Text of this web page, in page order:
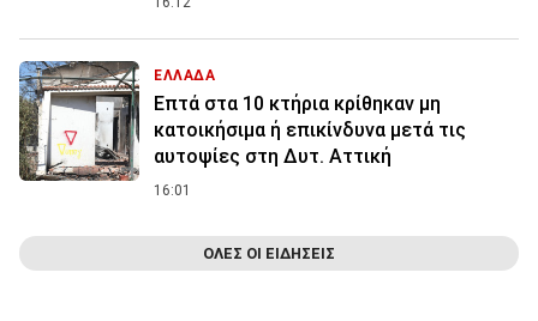
ΕΛΛΑΔΑ
Επτά στα 10 κτήρια κρίθηκαν μη
κατοικήσιμα ή επικίνδυνα μετά τις
αυτοψίες στη Δυτ. Αττική
16:01
ΟΛΕΣ ΟΙ ΕΙΔΗΣΕΙΣ